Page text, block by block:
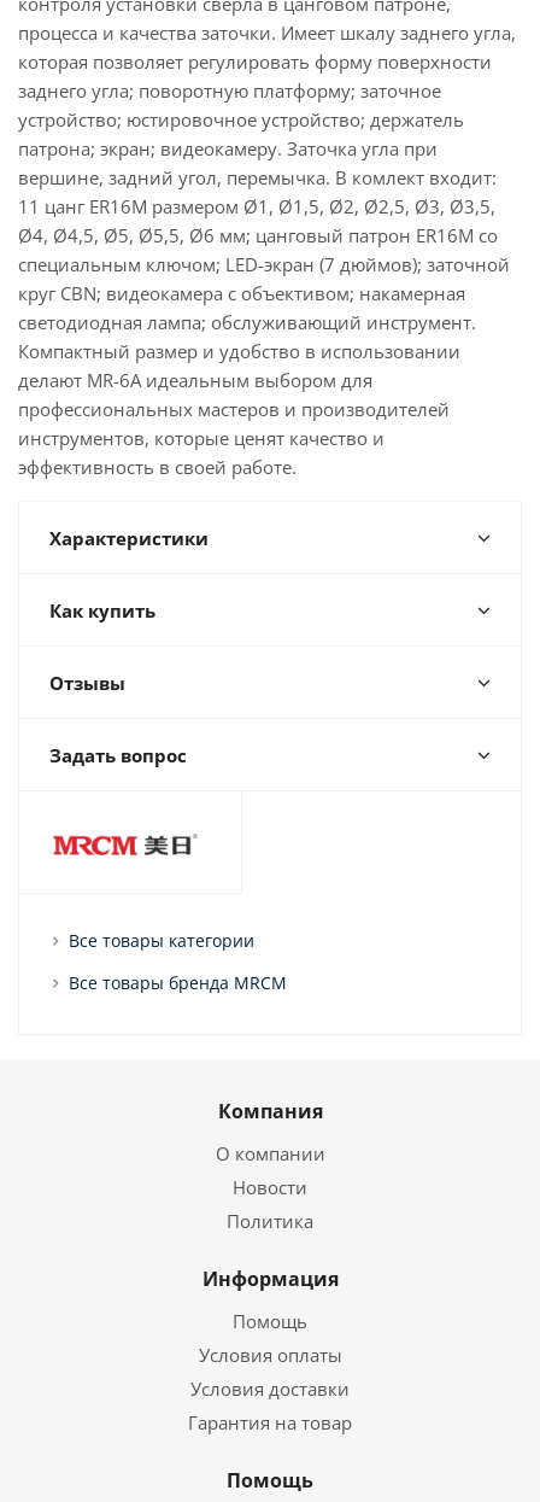
процесса и качества заточки. Имеет шкалу заднего угла,
которая позволяет регулировать форму поверхности
заднего угла; поворотную платформу; заточное
устройство; юстировочное устройство; держатель
патрона; экран; видеокамеру. Заточка угла при
вершине, задний угол, перемычка. В комлект входит:
11 цанг ER16М размером Ø1, Ø1,5, Ø2, Ø2,5, Ø3, Ø3,5,
Ø4, Ø4,5, Ø5, Ø5,5, Ø6 мм; цанговый патрон ER16M со
специальным ключом; LED-экран (7 дюймов); заточной
круг CBN; видеокамера с объективом; накамерная
светодиодная лампа; обслуживающий инструмент.
Компактный размер и удобство в использовании
делают MR-6A идеальным выбором для
профессиональных мастеров и производителей
инструментов, которые ценят качество и
эффективность в своей работе.
Характеристики
Как купить
Отзывы
Задать вопрос
Все товары категории
Все товары бренда MRCM
Компания
О компании
Новости
Политика
Информация
Помощь
Условия оплаты
Условия доставки
Гарантия на товар
Помощь